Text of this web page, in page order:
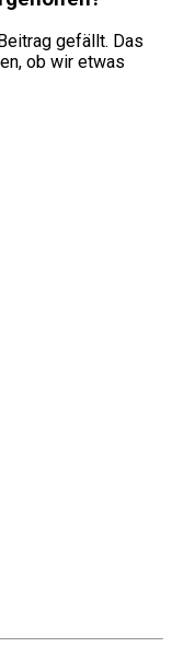
gefällt. Das
ob wir etwas